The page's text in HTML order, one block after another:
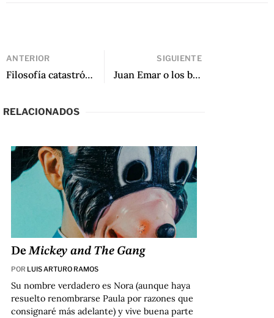
ANTERIOR
Filosofía catastrófica
SIGUIENTE
Juan Emar o los beneficios de la mala crítica
RELACIONADOS
DeMickey and The Gang
POR LUIS ARTURO RAMOS
Su nombre verdadero es Nora (aunque haya
resuelto renombrarse Paula por razones que
consignaré más adelante) y vive buena parte